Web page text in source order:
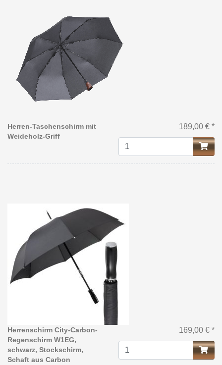
Herren-Taschenschirm mit
Weideholz-Griff
189,00 € *
Herrenschirm City-Carbon-
Regenschirm W1EG,
schwarz, Stockschirm,
Schaft aus Carbon
169,00 € *